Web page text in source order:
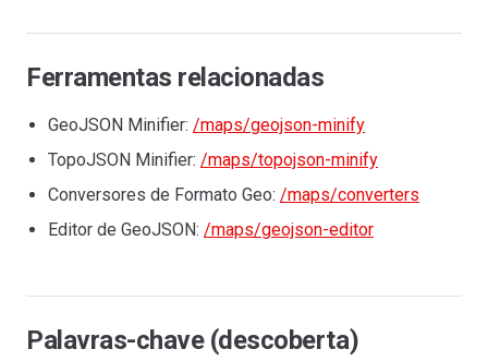
Ferramentas relacionadas
GeoJSON Minifier: /maps/geojson-minify
TopoJSON Minifier: /maps/topojson-minify
Conversores de Formato Geo: /maps/converters
Editor de GeoJSON: /maps/geojson-editor
Palavras-chave (descoberta)